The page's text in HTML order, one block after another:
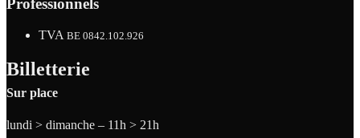
Professionnels
TVA BE 0842.102.926
Billetterie
Sur place
lundi > dimanche – 11h > 21h